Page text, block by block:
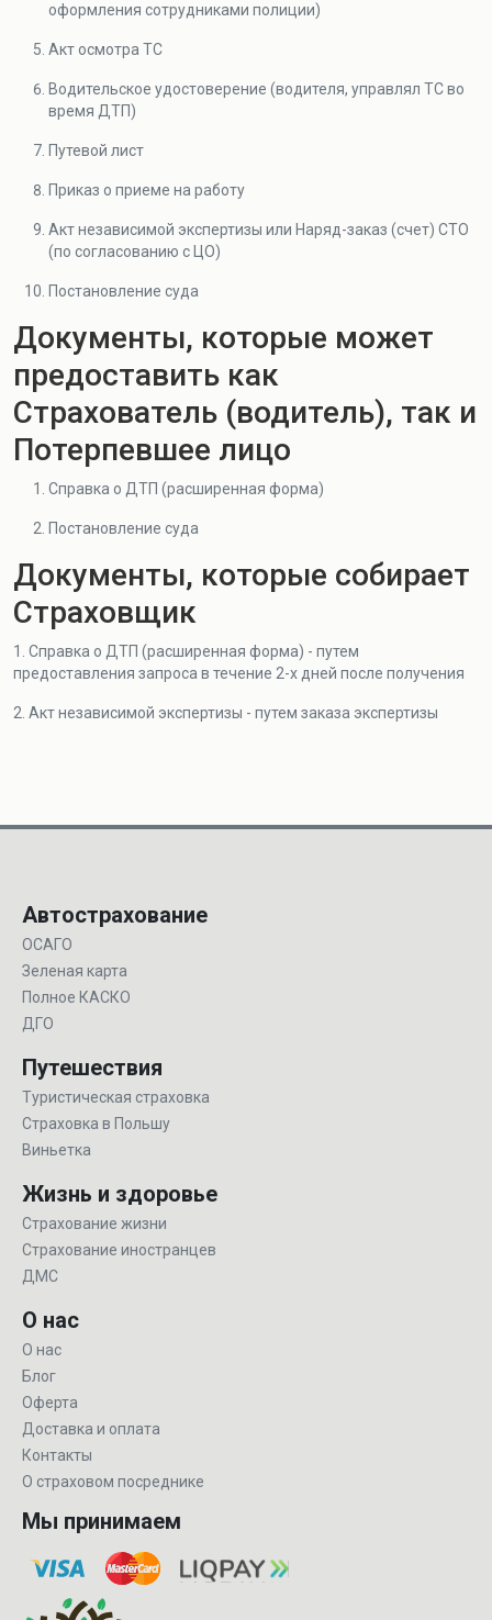
оформления сотрудниками полиции)
Акт осмотра ТС
Водительское удостоверение (водителя, управлял ТС во
время ДТП)
Путевой лист
Приказ о приеме на работу
Акт независимой экспертизы или Наряд-заказ (счет) СТО
(по согласованию с ЦО)
Постановление суда
Документы, которые может
предоставить как
Страхователь (водитель), так и
Потерпевшее лицо
Справка о ДТП (расширенная форма)
Постановление суда
Документы, которые собирает
Страховщик
1. Справка о ДТП (расширенная форма) - путем
предоставления запроса в течение 2-х дней после получения
2. Акт независимой экспертизы - путем заказа экспертизы
Автострахование
ОСАГО
Зеленая карта
Полное КАСКО
ДГО
Путешествия
Туристическая страховка
Страховка в Польшу
Виньетка
Жизнь и здоровье
Страхование жизни
Страхование иностранцев
ДМС
О нас
О нас
Блог
Оферта
Доставка и оплата
Контакты
О страховом посреднике
Мы принимаем